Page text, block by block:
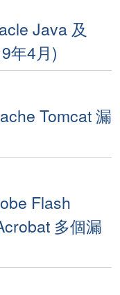
Java 及
年4月)
Tomcat 漏
Flash
多個漏